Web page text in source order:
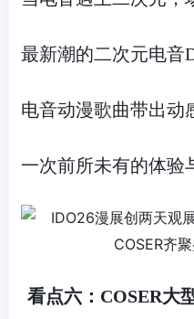
最新潮的二次元电音
电音动漫歌曲带出动
一次前所未有的体验
看点六： COSER大